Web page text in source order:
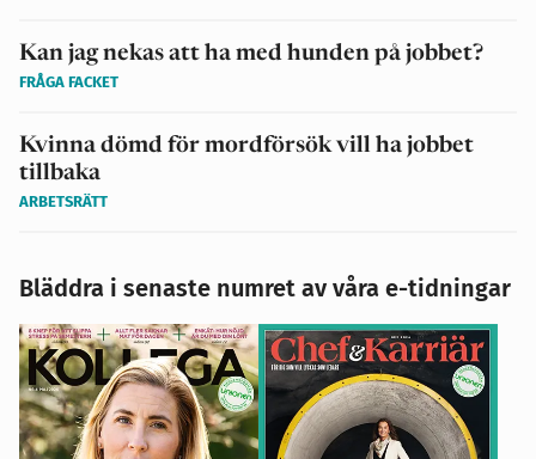
Kan jag nekas att ha med hunden på jobbet?
FRÅGA FACKET
Kvinna dömd för mordförsök vill ha jobbet
tillbaka
ARBETSRÄTT
Bläddra i senaste numret av våra e-tidningar